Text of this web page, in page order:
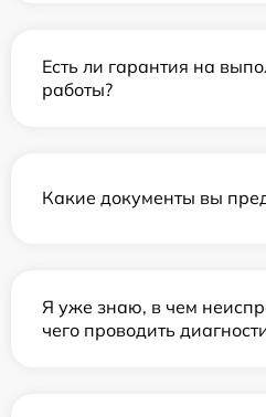
Есть ли гарантия на
работы?
Какие документы вы
Я уже знаю, в чем
чего проводить